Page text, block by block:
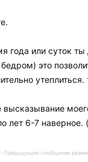
года или суток
это
высказывание
лет 6-7 наверное.
сообщение